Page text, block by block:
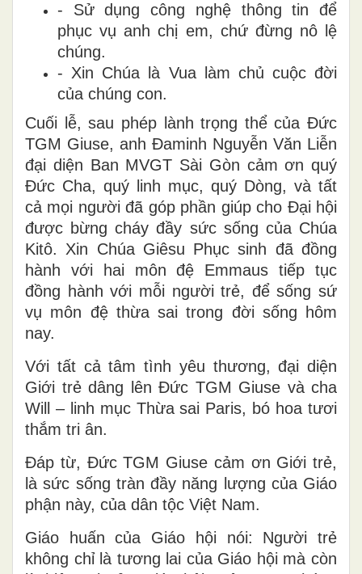
- Sử dụng công nghệ thông tin để
phục vụ anh chị em, chứ đừng nô lệ
chúng.
- Xin Chúa là Vua làm chủ cuộc đời
của chúng con.
Cuối lễ, sau phép lành trọng thể của Đức
TGM Giuse, anh Đaminh Nguyễn Văn Liễn
đại diện Ban MVGT Sài Gòn cảm ơn quý
Đức Cha, quý linh mục, quý Dòng, và tất
cả mọi người đã góp phần giúp cho Đại hội
được bừng cháy đầy sức sống của Chúa
Kitô. Xin Chúa Giêsu Phục sinh đã đồng
hành với hai môn đệ Emmaus tiếp tục
đồng hành với mỗi người trẻ, để sống sứ
vụ môn đệ thừa sai trong đời sống hôm
nay.
Với tất cả tâm tình yêu thương, đại diện
Giới trẻ dâng lên Đức TGM Giuse và cha
Will – linh mục Thừa sai Paris, bó hoa tươi
thắm tri ân.
Đáp từ, Đức TGM Giuse cảm ơn Giới trẻ,
là sức sống tràn đầy năng lượng của Giáo
phận này, của dân tộc Việt Nam.
Giáo huấn của Giáo hội nói: Người trẻ
không chỉ là tương lai của Giáo hội mà còn